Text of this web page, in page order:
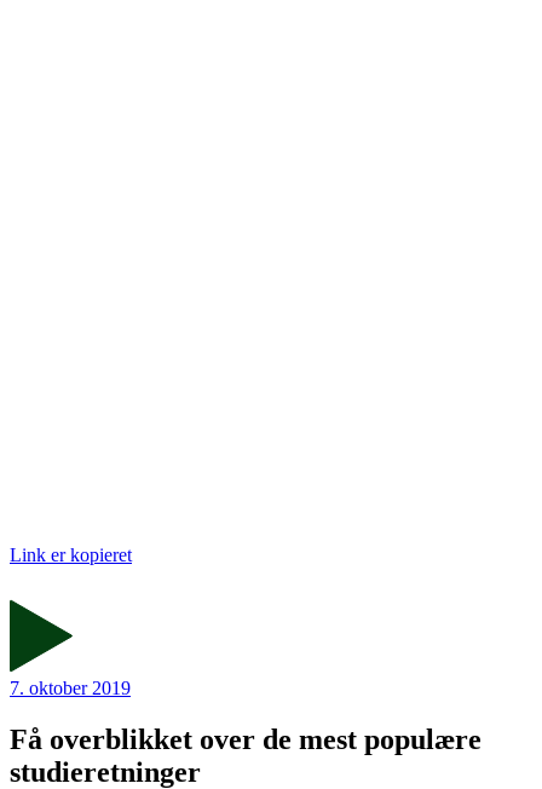
Link er kopieret
7. oktober 2019
Få overblikket over de mest populære
studieretninger